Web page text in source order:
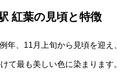
紅葉の見頃と特徴
年、11月上旬から見頃を迎え、
て最も美しい色に染まります。